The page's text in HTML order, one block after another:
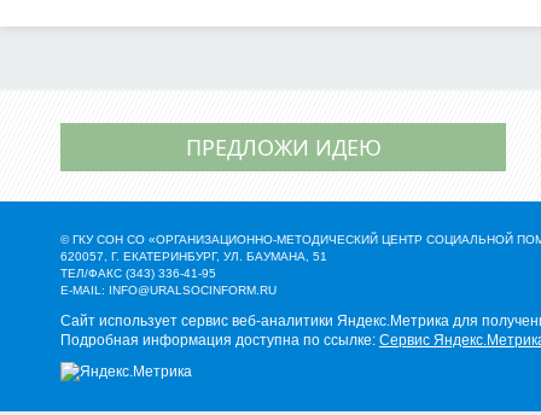
ПРЕДЛОЖИ ИДЕЮ
© ГКУ СОН СО «ОРГАНИЗАЦИОННО-МЕТОДИЧЕСКИЙ ЦЕНТР СОЦИАЛЬНОЙ
620057, Г. ЕКАТЕРИНБУРГ, УЛ. БАУМАНА, 51
ТЕЛ/ФАКС (343) 336-41-95
E-MAIL: INFO@URALSOCINFORM.RU
Сайт использует сервис веб-аналитики Яндекс.Метрика для
Подробная информация доступна по ссылке: Сервис